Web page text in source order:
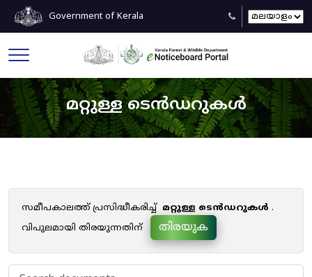
Government of Kerala
മറ്റുള്ള ടെൻഡറുകൾ
സമീപകാലത്ത് പ്രസിദ്ധീകരിച്ച് മറ്റുള്ള ടെൻഡറുകൾ .
വിപുലമായി തിരയുന്നതിന്
തിരയുക